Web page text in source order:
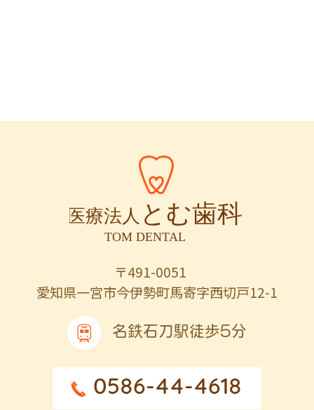
〒491-0051
愛知県一宮市今伊勢町馬寄字西切戸12-1
名鉄石刀駅徒歩5分
0586-44-4618